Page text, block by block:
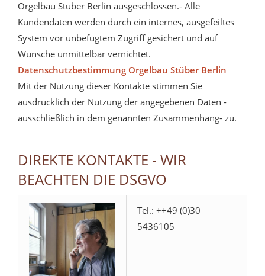
Orgelbau Stüber Berlin ausgeschlossen.- Alle
Kundendaten werden durch ein internes, ausgefeiltes
System vor unbefugtem Zugriff gesichert und auf
Wunsche unmittelbar vernichtet.
Datenschutzbestimmung Orgelbau Stüber Berlin
Mit der Nutzung dieser Kontakte stimmen Sie
ausdrücklich der Nutzung der angegebenen Daten -
ausschließlich in dem genannten Zusammenhang- zu.
DIREKTE KONTAKTE - WIR
BEACHTEN DIE DSGVO
Tel.: ++49 (0)30
5436105